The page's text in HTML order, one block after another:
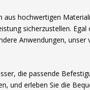
aus hochwertigen
sicherzustellen.
Anwendungen,
die passende
und erleben Sie die